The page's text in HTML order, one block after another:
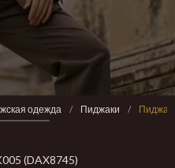
одежда / Пиджаки / Пиджак
(DAX8745)